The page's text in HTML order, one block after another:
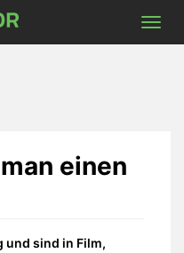
einen
und sind in Film,